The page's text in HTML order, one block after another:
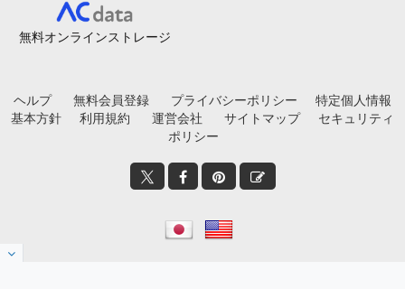
無料オンラインストレージ
ヘルプ 無料会員登録 プライバシーポリシー
特定個人情報
基本方針
利用規約 運営会社 サイトマップ
セキュリティ
ポリシー